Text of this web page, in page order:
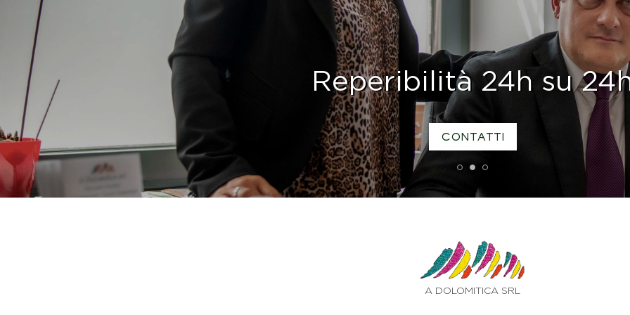
1 2 3
Reperibilità 24h su
CONTATTI
A DOLOMITICA SRL